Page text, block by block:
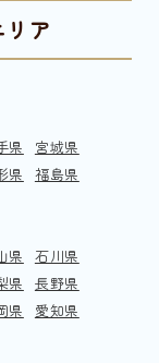
ア
県
宮城県
県 福島県
県
石川県
県
長野県
県 愛知県